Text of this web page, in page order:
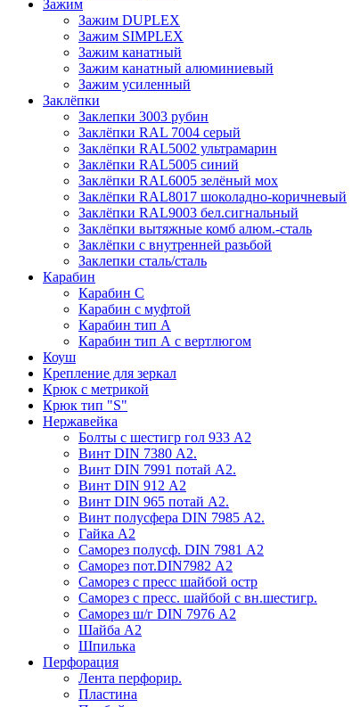
Зажим
Зажим DUPLEX
Зажим SIMPLEX
Зажим канатный
Зажим канатный алюминиевый
Зажим усиленный
Заклёпки
Заклепки 3003 рубин
Заклёпки RAL 7004 серый
Заклёпки RAL5002 ультрамарин
Заклёпки RAL5005 синий
Заклёпки RAL6005 зелёный мох
Заклёпки RAL8017 шоколадно-коричневый
Заклёпки RAL9003 бел.сигнальный
Заклёпки вытяжные комб алюм.-сталь
Заклёпки с внутренней разьбой
Заклепки сталь/сталь
Карабин
Карабин С
Карабин с муфтой
Карабин тип А
Карабин тип А с вертлюгом
Коуш
Крепление для зеркал
Крюк с метрикой
Крюк тип "S"
Нержавейка
Болты с шестигр гол 933 А2
Винт DIN 7380 А2.
Винт DIN 7991 потай А2.
Винт DIN 912 А2
Винт DIN 965 потай А2.
Винт полусфера DIN 7985 А2.
Гайка А2
Саморез полусф. DIN 7981 А2
Саморез пот.DIN7982 А2
Саморез с пресс шайбой остр
Саморез с пресс. шайбой с вн.шестигр.
Саморез ш/г DIN 7976 А2
Шайба А2
Шпилька
Перфорация
Лента перфорир.
Пластина